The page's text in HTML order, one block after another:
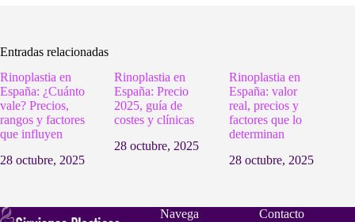
Entradas relacionadas
Rinoplastia en
España: ¿Cuánto
vale? Precios,
rangos y factores
que influyen
28 octubre, 2025
Rinoplastia en
España: Precio
2025, guía de
costes y clínicas
28 octubre, 2025
Rinoplastia en
España: valor
real, precios y
factores que lo
determinan
28 octubre, 2025
Navega
Contacto